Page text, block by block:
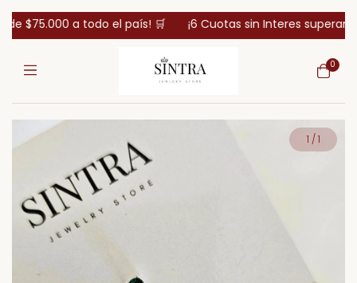
$75.000 a todo el país! 🛒 ¡6 Cuotas sin Interes superando
0
1 /1